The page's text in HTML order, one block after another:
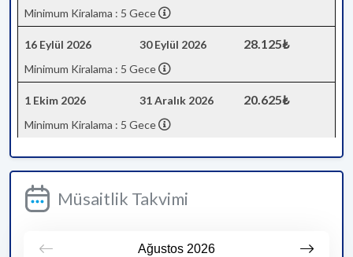
Minimum Kiralama : 5 Gece
16 Eylül 2026 30 Eylül 2026 28.125₺
Minimum Kiralama : 5 Gece
1 Ekim 2026 31 Aralık 2026 20.625₺
Minimum Kiralama : 5 Gece
Müsaitlik Takvimi
Ağustos 2026